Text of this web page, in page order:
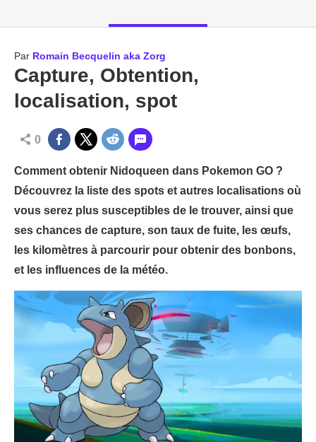
Par Romain Becquelin aka Zorg
Capture, Obtention,
localisation, spot
0
Comment obtenir Nidoqueen dans Pokemon GO ?
Découvrez la liste des spots et autres localisations où
vous serez plus susceptibles de le trouver, ainsi que
ses chances de capture, son taux de fuite, les œufs,
les kilomètres à parcourir pour obtenir des bonbons,
et les influences de la météo.